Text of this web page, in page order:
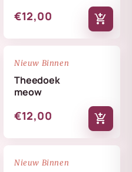
€12,00 add_shopping_cart
NIEUW
Nieuw Binnen
Theedoek
meow
€12,00 add_shopping_cart
NIEUW
Nieuw Binnen